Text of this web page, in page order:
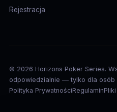
Rejestracja
© 2026 Horizons Poker Series.
odpowiedzialnie — tylko dla osób
Polityka PrywatnościRegulamin